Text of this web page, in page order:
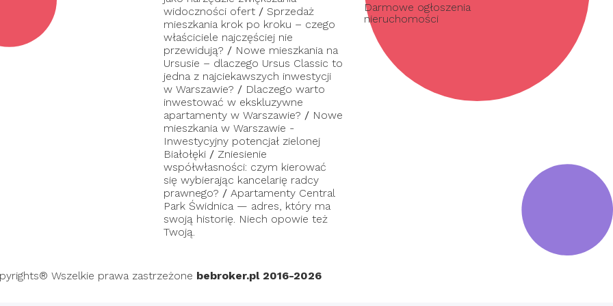
widoczności ofert / Sprzedaż
mieszkania krok po kroku – czego
właściciele najczęściej nie
przewidują? / Nowe mieszkania na
Ursusie – dlaczego Ursus Classic to
jedna z najciekawszych inwestycji
w Warszawie? / Dlaczego warto
inwestować w ekskluzywne
apartamenty w Warszawie? / Nowe
mieszkania w Warszawie -
Inwestycyjny potencjał zielonej
Białołęki / Zniesienie
współwłasności: czym kierować
się wybierając kancelarię radcy
prawnego? / Apartamenty Central
Park Świdnica — adres, który ma
swoją historię. Niech opowie też
Twoją.
Darmowe ogłoszenia
nieruchomości
Wszelkie prawa zastrzeżone bebroker.pl 2016-2026